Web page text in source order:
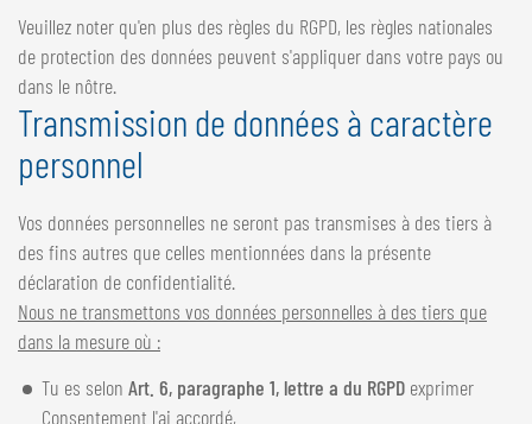
Veuillez noter qu'en plus des règles du RGPD, les règles nationales
de protection des données peuvent s'appliquer dans votre pays ou
dans le nôtre.
Transmission de données à caractère
personnel
Vos données personnelles ne seront pas transmises à des tiers à
des fins autres que celles mentionnées dans la présente
déclaration de confidentialité.
Nous ne transmettons vos données personnelles à des tiers que
dans la mesure où :
Tu es selon Art. 6, paragraphe 1, lettre a du RGPD exprimer
Consentement l'ai accordé,